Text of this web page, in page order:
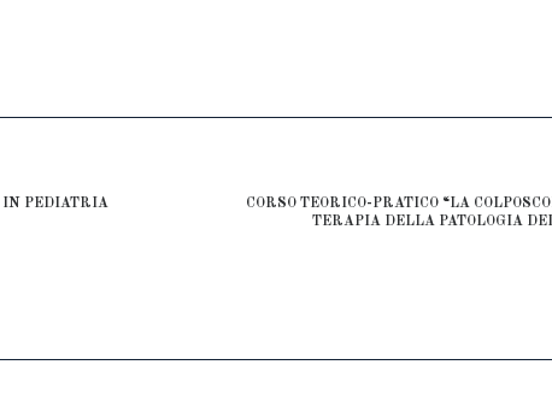
IN PEDIATRIA
CORSO TEORICO-PRATICO “LA
TERAPIA DELLA PATOLOGIA